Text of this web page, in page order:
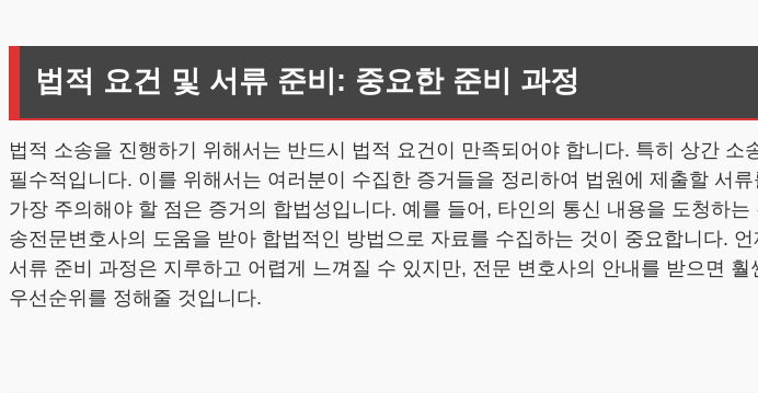
법적 요건 및 서류 준비: 중요한 준비 과정
법적 소송을 진행하기 위해서는 반드시 법적 요건이 만족되어야 합니다. 특히 상간
필수적입니다. 이를 위해서는 여러분이 수집한 증거들을 정리하여 법원에 제출할 서
가장 주의해야 할 점은 증거의 합법성입니다. 예를 들어, 타인의 통신 내용을 도청하
송전문변호사의 도움을 받아 합법적인 방법으로 자료를 수집하는 것이 중요합니다.
서류 준비 과정은 지루하고 어렵게 느껴질 수 있지만, 전문 변호사의 안내를 받으면
우선순위를 정해줄 것입니다.